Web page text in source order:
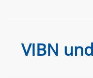
VIBN